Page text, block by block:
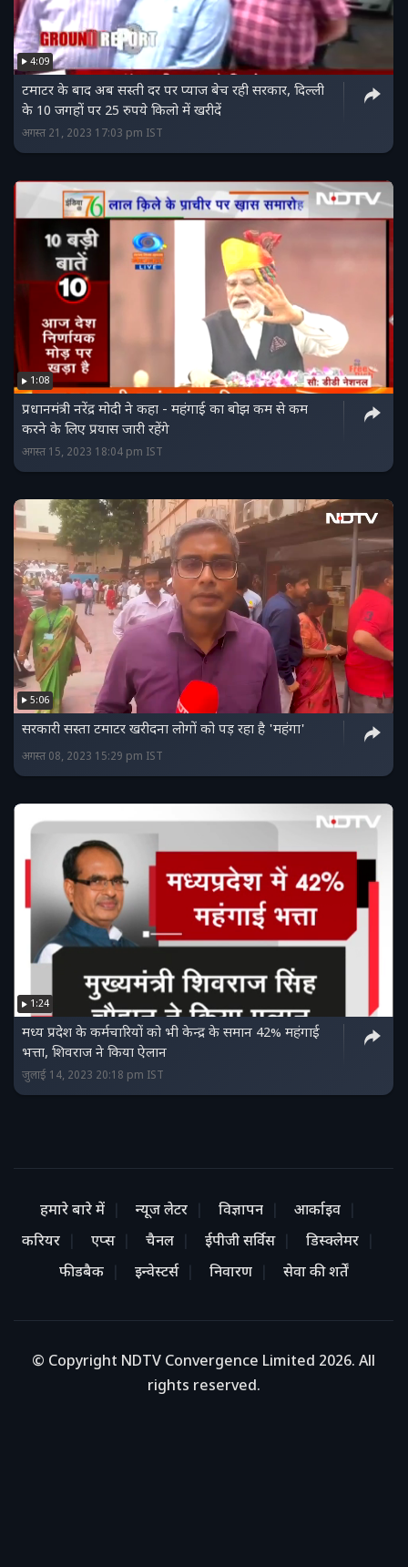
4:09
टमाटर के बाद अब सस्ती दर पर प्याज बेच रही सरकार, दिल्ली
के 10 जगहों पर 25 रुपये किलो में खरीदें
अगस्त 21, 2023 17:03 pm IST
1:08
प्रधानमंत्री नरेंद्र मोदी ने कहा - महंगाई का बोझ कम से कम
करने के लिए प्रयास जारी रहेंगे
अगस्त 15, 2023 18:04 pm IST
5:06
सरकारी सस्ता टमाटर खरीदना लोगों को पड़ रहा है 'महंगा'
अगस्त 08, 2023 15:29 pm IST
1:24
मध्य प्रदेश के कर्मचारियों को भी केन्द्र के समान 42% महंगाई
भत्ता, शिवराज ने किया ऐलान
जुलाई 14, 2023 20:18 pm IST
हमारे बारे में न्यूज लेटर विज्ञापन
आर्काइव
करियर
एप्स चैनल ईपीजी सर्विस
डिस्क्लेमर
फीडबैक
इन्वेस्टर्स निवारण सेवा की शर्तें
© Copyright NDTV Convergence Limited 2026. All
rights reserved.